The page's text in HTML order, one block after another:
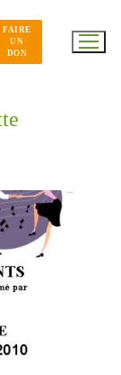
FAIRE
UN
DON